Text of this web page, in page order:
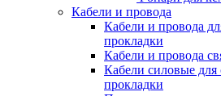
Кабели и провода
Кабели и провода
прокладки
Кабели и провода
Кабели силовые для
прокладки